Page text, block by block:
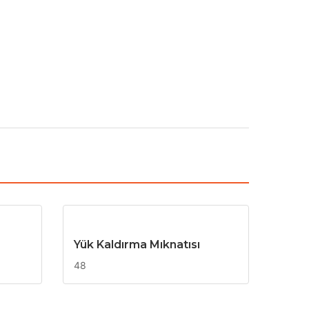
Yük Kaldırma Mıknatısı
48